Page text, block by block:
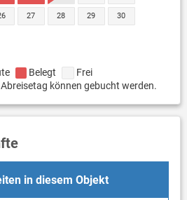
27 28 29 30
Belegt
Frei
können gebucht werden.
in diesem Objekt